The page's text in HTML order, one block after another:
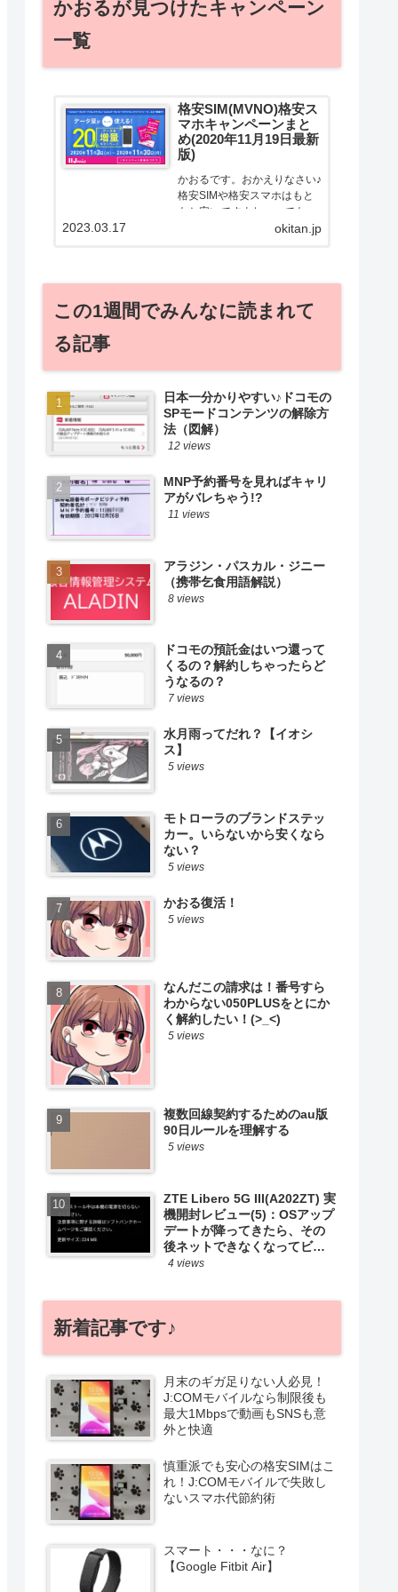
かおるが見つけたキャンペーン
一覧
格安SIM(MVNO)格安ス
マホキャンペーンまと
め(2020年11月19日最新
版)
かおるです。おかえりなさい♪
格安SIMや格安スマホはもと
もと安いですよねー。でも！
どうせ契約するなら安くお得
かおるが調べた案件をこっ
そ...
okitan.jp
2023.03.17
この1週間でみんなに読まれて
る記事
日本一分かりやすい♪ドコモの
SPモードコンテンツの解除方
法（図解）
12 views
MNP予約番号を見ればキャリ
アがバレちゃう!?
11 views
アラジン・パスカル・ジニー
（携帯乞食用語解説）
8 views
ドコモの預託金はいつ還って
くるの？解約しちゃったらど
うなるの？
7 views
水月雨ってだれ？【イオシ
ス】
5 views
モトローラのブランドステッ
カー。いらないから安くなら
ない？
5 views
かおる復活！
5 views
なんだこの請求は！番号すら
わからない050PLUSをとにか
く解約したい！(>_<)
5 views
複数回線契約するためのau版
90日ルールを理解する
5 views
ZTE Libero 5G III(A202ZT) 実
機開封レビュー(5)：OSアップ
デートが降ってきたら、その
後ネットできなくなってビビ
ったお話
4 views
新着記事です♪
月末のギガ足りない人必見！
J:COMモバイルなら制限後も
最大1Mbpsで動画もSNSも意
外と快適
慎重派でも安心の格安SIMはこ
れ！J:COMモバイルで失敗し
ないスマホ代節約術
スマート・・・なに？
【Google Fitbit Air】